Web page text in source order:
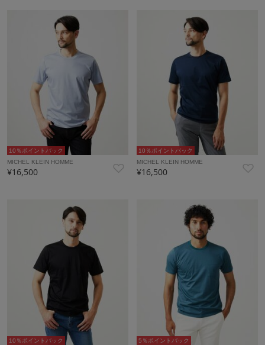
10％ポイントバック
MICHEL KLEIN HOMME
¥16,500
10％ポイントバック
MICHEL KLEIN HOMME
¥16,500
10％ポイントバック
5％ポイントバック